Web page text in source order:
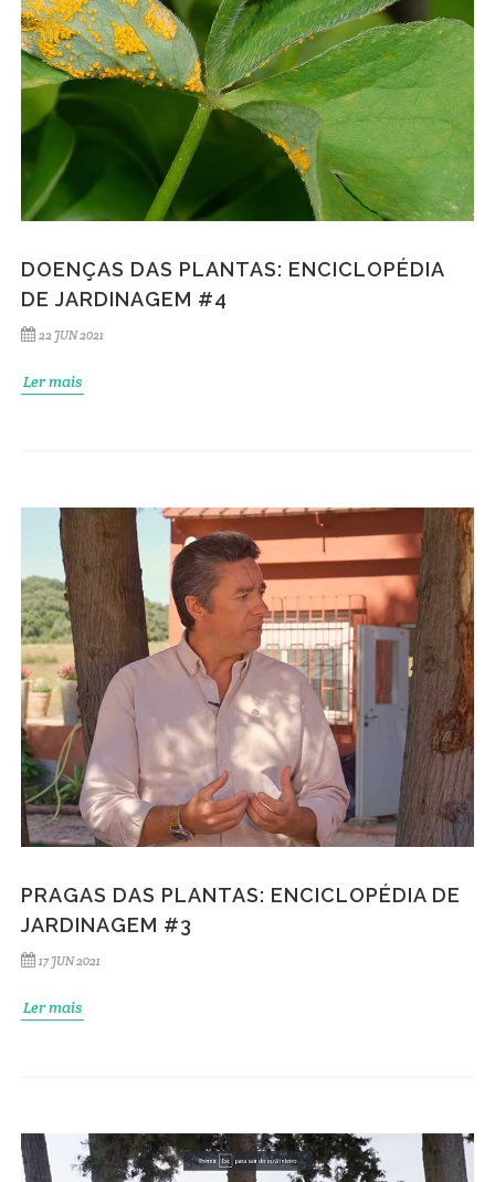
DOENÇAS DAS PLANTAS: ENCICLOPÉDIA
DE JARDINAGEM #4
22 JUN 2021
Ler mais
PRAGAS DAS PLANTAS: ENCICLOPÉDIA DE
JARDINAGEM #3
17 JUN 2021
Ler mais